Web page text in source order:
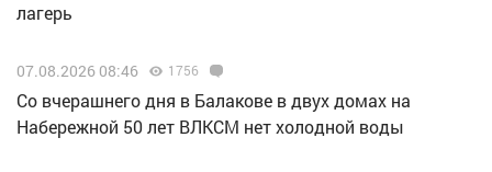
лагерь
07.08.2026 08:46 1756
Со вчерашнего дня в Балакове в двух домах на
Набережной 50 лет ВЛКСМ нет холодной воды